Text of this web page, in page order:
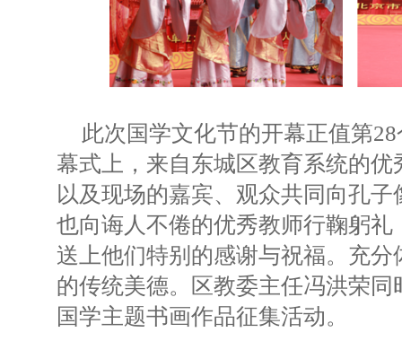
此次国学文化节的开幕正值第
幕式上，来自东城区教育系统的
以及现场的嘉宾、观众共同向孔
也向诲人不倦的优秀教师行鞠躬
送上他们特别的感谢与祝福。充
的传统美德。区教委主任冯洪荣
国学主题书画作品征集活动。